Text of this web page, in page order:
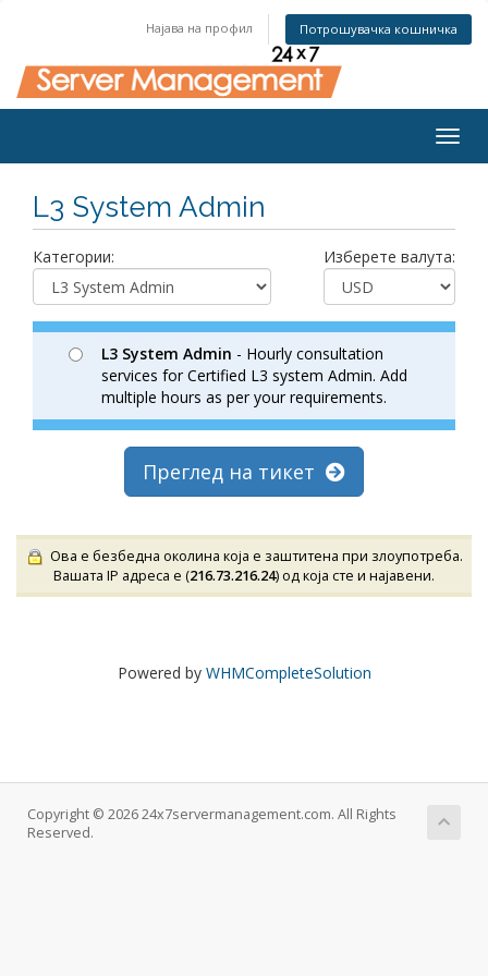
Најава на профил Потрошувачка кошничка
L3 System Admin
Категории: Изберете валута:
L3 System Admin - Hourly consultation
services for Certified L3 system Admin. Add
multiple hours as per your requirements.
Преглед на тикет
Ова е безбедна околина која е заштитена при злоупотреба.
Вашата IP адреса е (216.73.216.24) од која сте и најавени.
Powered by WHMCompleteSolution
Copyright © 2026 24x7servermanagement.com. All Rights
Reserved.